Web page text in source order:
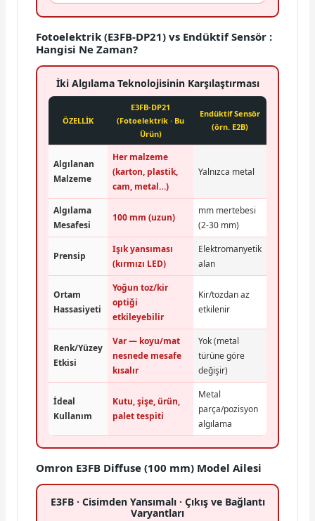
Fotoelektrik (E3FB-DP21) vs Endüktif Sensör :
Hangisi Ne Zaman?
İki Algılama Teknolojisinin Karşılaştırması
ÖZELLİK
E3FB-DP21
(Fotoelektrik · Bu
Ürün)
Endüktif Sensör
(örn. E2B)
Algılanan
Malzeme
Her malzeme
(karton, plastik,
cam, metal…)
Yalnızca metal
Algılama
Mesafesi
100 mm (uzun)
mm mertebesi
(2-30 mm)
Prensip
Işık yansıması
(kırmızı LED)
Elektromanyetik
alan
Ortam
Hassasiyeti
Yoğun toz/kir
optiği
etkileyebilir
Kir/tozdan az
etkilenir
Renk/Yüzey
Etkisi
Var — koyu/mat
nesnede mesafe
kısalır
Yok (metal
türüne göre
değişir)
İdeal
Kullanım
Kutu, şişe, ürün,
palet tespiti
Metal
parça/pozisyon
algılama
Omron E3FB Diffuse (100 mm) Model Ailesi
E3FB · Cisimden Yansımalı · Çıkış ve Bağlantı
Varyantları